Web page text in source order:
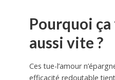
Pourquoi
aussi vite ?
Ces tue-l’amour
efficacité redoutable